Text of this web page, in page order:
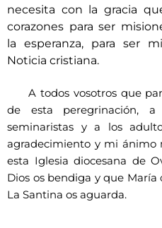
necesita con la gracia
corazones para ser
la esperanza, para ser
Noticia cristiana.
A todos vosotros que
de esta peregrinación, a
seminaristas y a los
agradecimiento y mi ánimo
esta Iglesia diocesana de
Dios os bendiga y que
La Santina os aguarda.